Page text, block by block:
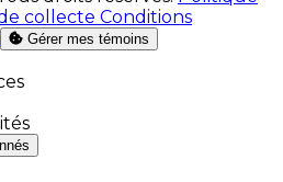
collecte Conditions
Gérer mes témoins